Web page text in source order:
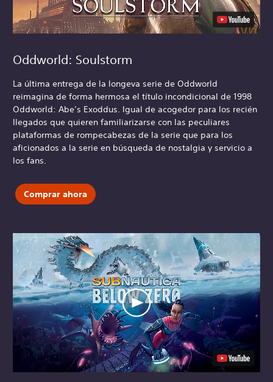
Oddworld: Soulstorm
La última entrega de la longeva serie de Oddworld
reimagina de forma hermosa el título incondicional de 1998
Oddworld: Abe’s Exoddus. Igual de acogedor para los recién
llegados que quieren familiarizarse con las peculiares
plataformas de rompecabezas de la serie que para los
aficionados a la serie en búsqueda de nostalgia y servicio a
los fans.
Comprar ahora